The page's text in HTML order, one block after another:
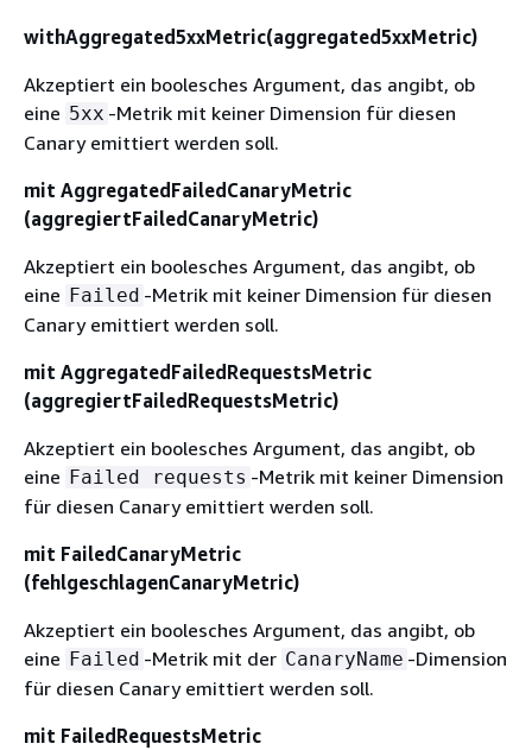
withAggregated5xxMetric(aggregated5xxMetric)
Akzeptiert ein boolesches Argument, das angibt, ob
eine 5xx -Metrik mit keiner Dimension für diesen
Canary emittiert werden soll.
mit AggregatedFailedCanaryMetric
(aggregiertFailedCanaryMetric)
Akzeptiert ein boolesches Argument, das angibt, ob
eine Failed -Metrik mit keiner Dimension für diesen
Canary emittiert werden soll.
mit AggregatedFailedRequestsMetric
(aggregiertFailedRequestsMetric)
Akzeptiert ein boolesches Argument, das angibt, ob
eine Failed requests -Metrik mit keiner Dimension
für diesen Canary emittiert werden soll.
mit FailedCanaryMetric
(fehlgeschlagenCanaryMetric)
Akzeptiert ein boolesches Argument, das angibt, ob
eine Failed -Metrik mit der CanaryName -Dimension
für diesen Canary emittiert werden soll.
mit FailedRequestsMetric